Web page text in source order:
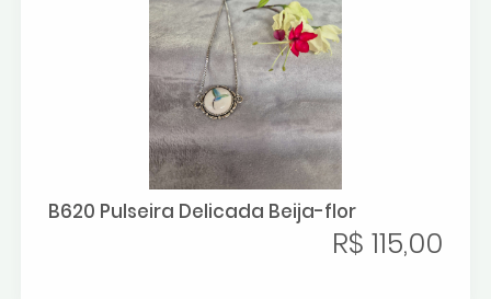
B620 Pulseira Delicada Beija-flor
R$ 115,00